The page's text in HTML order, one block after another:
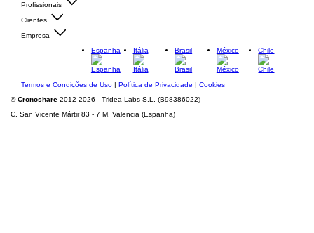
Profissionais
Clientes
Empresa
Espanha
Itália Brasil México Chile
Termos e Condições de Uso | Política de Privacidade | Cookies
©Cronoshare 2012-2026 - Tridea Labs S.L. (B98386022)
C. San Vicente Mártir 83 - 7 M, Valencia (Espanha)